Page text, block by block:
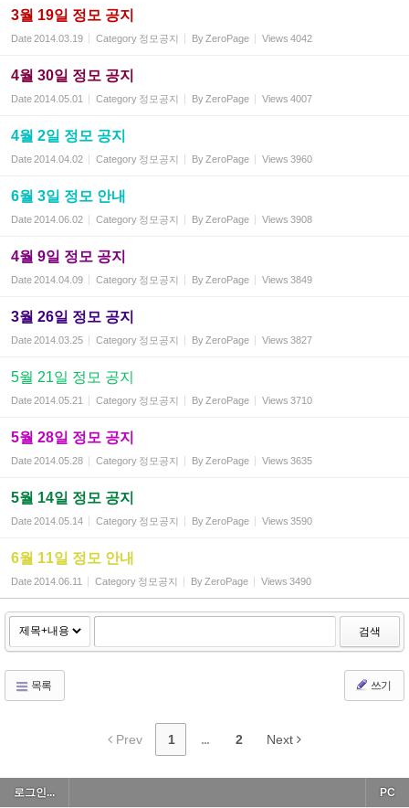
3월 19일 정모 공지
Date2014.03.19 Category 정모공지 By ZeroPage Views 4042
4월 30일 정모 공지
Date2014.05.01 Category 정모공지 By ZeroPage Views 4007
4월 2일 정모 공지
Date2014.04.02 Category 정모공지 By ZeroPage Views 3960
6월 3일 정모 안내
Date2014.06.02 Category 정모공지 By ZeroPage Views 3908
4월 9일 정모 공지
Date2014.04.09 Category 정모공지 By ZeroPage Views 3849
3월 26일 정모 공지
Date2014.03.25 Category 정모공지 By ZeroPage Views 3827
5월 21일 정모 공지
Date2014.05.21 Category 정모공지 By ZeroPage Views 3710
5월 28일 정모 공지
Date2014.05.28 Category 정모공지 By ZeroPage Views 3635
5월 14일 정모 공지
Date2014.05.14 Category 정모공지 By ZeroPage Views 3590
6월 11일 정모 안내
Date2014.06.11 Category 정모공지 By ZeroPage Views 3490
검색
목록 쓰기
Prev 1 ... 2 Next
로그인... PC